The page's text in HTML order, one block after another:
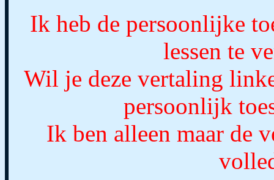
Ik heb de persoonlijke
lessen te
Wil je deze vertaling
persoonlijk
Ik ben alleen maar de